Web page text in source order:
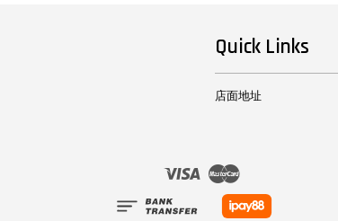
Quick Links
店面地址
Visa Master